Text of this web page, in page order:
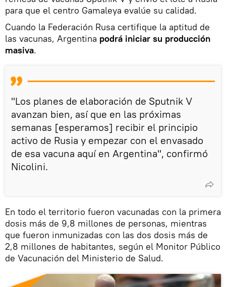
para que el centro Gamaleya evalúe su calidad.
Cuando la Federación Rusa certifique la aptitud de
las vacunas, Argentina podrá iniciar su producción
masiva.
"Los planes de elaboración de Sputnik V
avanzan bien, así que en las próximas
semanas [esperamos] recibir el principio
activo de Rusia y empezar con el envasado
de esa vacuna aquí en Argentina", confirmó
Nicolini.
En todo el territorio fueron vacunadas con la primera
dosis más de 9,8 millones de personas, mientras
que fueron inmunizadas con las dos dosis más de
2,8 millones de habitantes, según el Monitor Público
de Vacunación del Ministerio de Salud.